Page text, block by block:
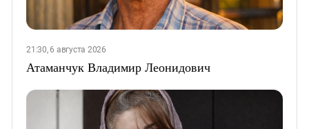
21:30, 6 августа 2026
Атаманчук Владимир Леонидович